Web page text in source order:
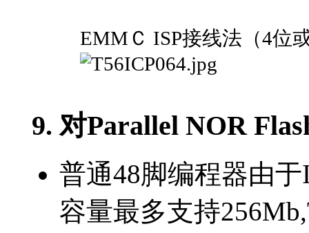
EMMＣ ISP接线法（4位
9. 对Parallel NOR
普通48脚编程器由
容量最多支持